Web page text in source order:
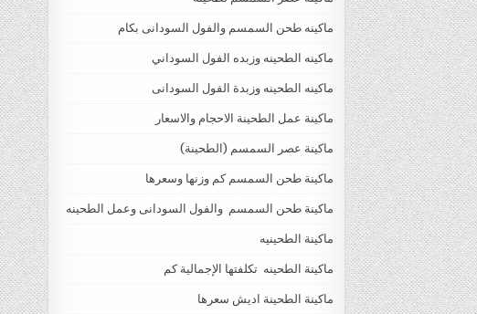
ماكينه طحن السمسم والفول السودانى بكام
ماكينه الطحينه وزبده الفول السوداني
ماكينه الطحينه وزبدة الفول السودانى
ماكينة عمل الطحينة الاحجام والاسعار
ماكينة عصر السمسم (الطحينة)
ماكينة طحن السمسم كم وزنها وسعرها
ماكينة طحن السمسم والفول السودانى وعمل الطحينه
ماكينة الطحينيه
ماكينة الطحينه تكلفتها الإجمالية كم
ماكينة الطحينة اديش سعرها